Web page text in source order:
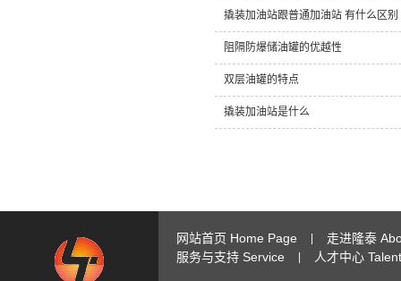
撬装加油站跟普通加油站 有什么区别
阻隔防爆储油罐的优越性
双层油罐的特点
撬装加油站是什么
网站首页 Home Page
走进隆泰
服务与支持 Service
人才中心